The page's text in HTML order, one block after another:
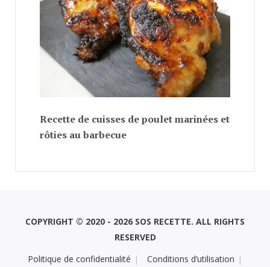
Recette de cuisses de poulet marinées et
rôties au barbecue
COPYRIGHT © 2020 - 2026 SOS RECETTE. ALL RIGHTS
RESERVED
Politique de confidentialité
Conditions d’utilisation